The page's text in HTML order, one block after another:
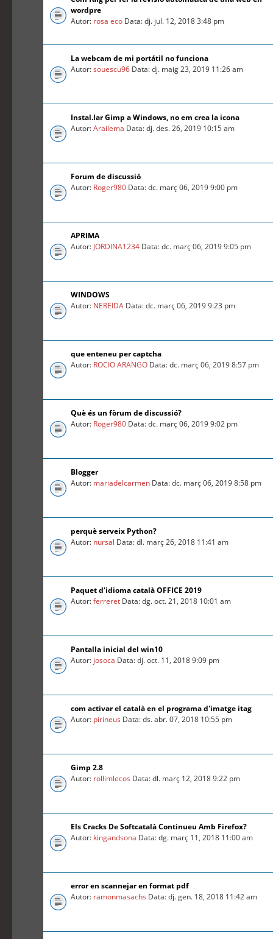
wordpre
Autor: rosa eco Data: dj. jul. 12, 2018 3:48 pm
La webcam de mi portátil no funciona
Autor:souescu96 Data: dj. maig 23, 2019 11:26 am
Instal.lar Gimp a Windows, no em crea la icona
Autor:Arailema Data: dj. des. 26, 2019 10:15 am
Forum de discussió
Autor: Roger980 Data: dc. març 06, 2019 9:00 pm
APRIMA
Autor: JORDINA1234 Data: dc. març 06, 2019 9:05 pm
WINDOWS
Autor: NEREIDA Data: dc. març 06, 2019 9:23 pm
que enteneu per captcha
Autor: ROCIO ARANGO Data: dc. març 06, 2019 8:57 pm
Què és un fòrum de discussió?
Autor: Roger980 Data: dc. març 06, 2019 9:02 pm
Blogger
Autor: mariadelcarmen Data: dc. març 06, 2019 8:58 pm
perquè serveix Python?
Autor: nursal Data: dl. març 26, 2018 11:41 am
Paquet d'idioma català OFFICE 2019
Autor:ferreret Data: dg. oct. 21, 2018 10:01 am
Pantalla inicial del win10
Autor: josoca Data: dj. oct. 11, 2018 9:09 pm
com activar el català en el programa d'imatge itag
Autor: pirineus Data: ds. abr. 07, 2018 10:55 pm
Gimp 2.8
Autor: rollimlecos Data: dl. març 12, 2018 9:22 pm
Els Cracks De Softcatalà Continueu Amb Firefox?
Autor: kingandsona Data: dg. març 11, 2018 11:00 am
error en scannejar en format pdf
Autor: ramonmasachs Data: dj. gen. 18, 2018 11:42 am